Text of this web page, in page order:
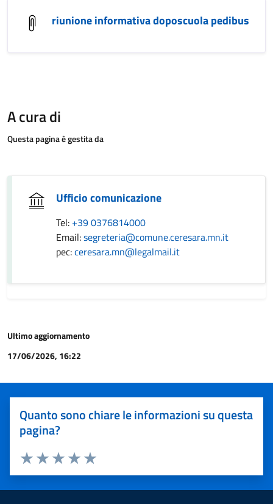
riunione informativa doposcuola pedibus
A cura di
Questa pagina è gestita da
Ufficio comunicazione
Tel: +39 0376814000
Email:segreteria@comune.ceresara.mn.it
pec:ceresara.mn@legalmail.it
Ultimo aggiornamento
17/06/2026, 16:22
Quanto sono chiare le informazioni su questa
pagina?
Valuta 5 stelle su 5
Valuta 4 stelle su 5
Valuta 3 stelle su 5
Valuta 2 stelle su 5
Valuta 1 stelle su 5